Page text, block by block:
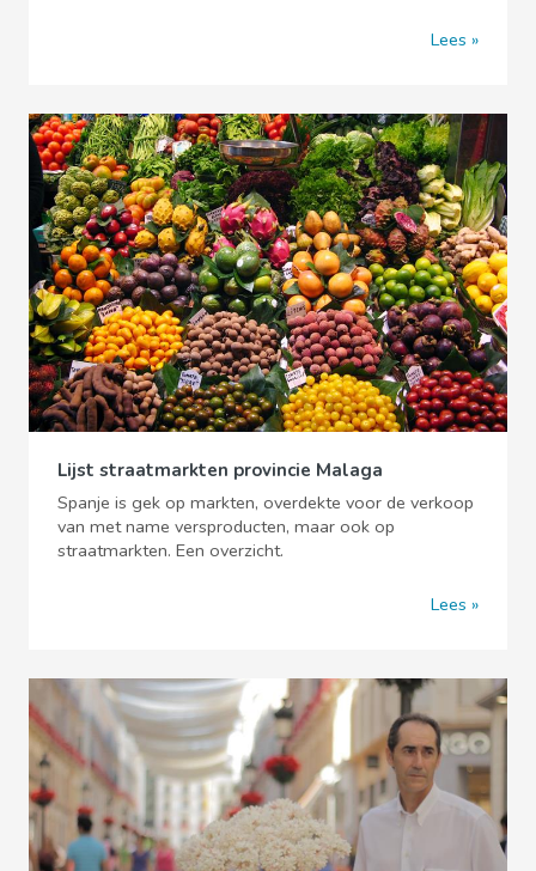
Lees
Lijst straatmarkten provincie Malaga
Spanje is gek op markten, overdekte voor de verkoop
van met name versproducten, maar ook op
straatmarkten. Een overzicht.
Lees